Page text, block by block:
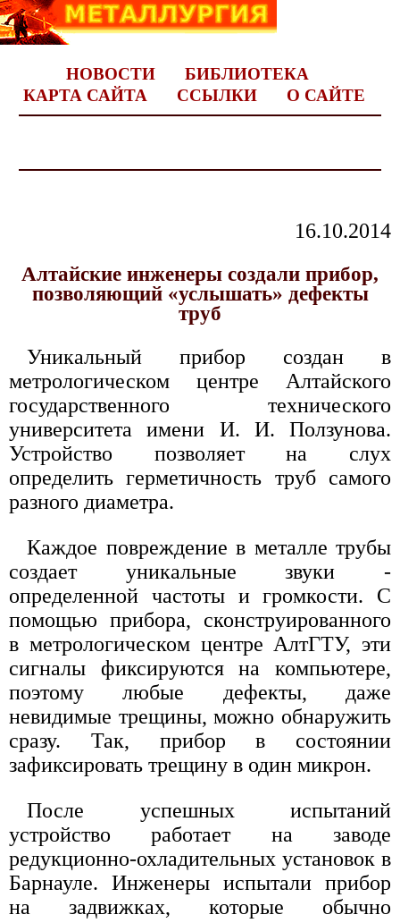
НОВОСТИ
БИБЛИОТЕКА
КАРТА САЙТА
ССЫЛКИ О САЙТЕ
16.10.2014
Алтайские инженеры создали прибор,
позволяющий «услышать» дефекты
труб
Уникальный прибор создан в
метрологическом центре Алтайского
государственного технического
университета имени И. И. Ползунова.
Устройство позволяет на слух
определить герметичность труб самого
разного диаметра.
Каждое повреждение в металле трубы
создает уникальные звуки -
определенной частоты и громкости. С
помощью прибора, сконструированного
в метрологическом центре АлтГТУ, эти
сигналы фиксируются на компьютере,
поэтому любые дефекты, даже
невидимые трещины, можно обнаружить
сразу. Так, прибор в состоянии
зафиксировать трещину в один микрон.
После успешных испытаний
устройство работает на заводе
редукционно-охладительных установок в
Барнауле. Инженеры испытали прибор
на задвижках, которые обычно